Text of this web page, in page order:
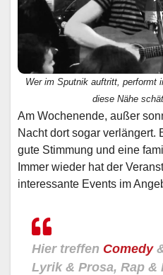
Wer im Sputnik auftritt, performt
diese Nähe
Am Wochenende, außer
Nacht dort sogar verlängert.
gute Stimmung und eine
Immer wieder hat der
interessante Events im
Hier treffen Comedy
Lyrik & Prosa, Rap &